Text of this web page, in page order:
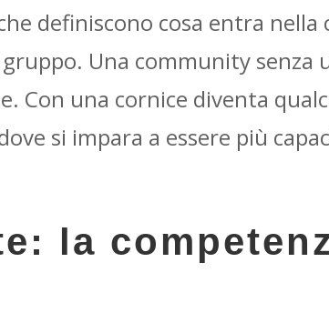
definiscono cosa entra nella
Una community senza
Con una cornice diventa
si impara a essere più
la